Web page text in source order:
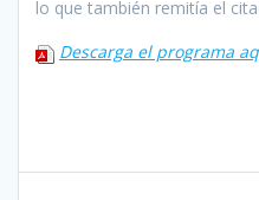
lo que también remitía el
Descarga el programa